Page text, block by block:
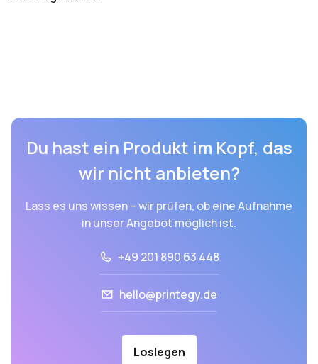
Du hast ein Produkt im Kopf, das
wir nicht anbieten?
Lass es uns wissen – wir prüfen, ob eine Aufnahme
in unser Angebot möglich ist.
+49 201 890 63 448
hello@printegy.de
Loslegen